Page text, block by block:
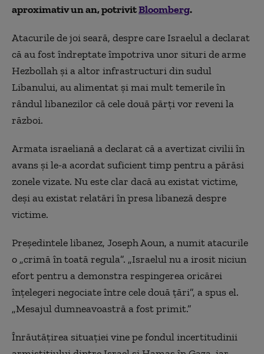
aproximativ un an,potrivitBloomberg.
Atacurile de joi seară, despre care Israelul a declarat
că au fost îndreptate împotriva unor situri de arme
Hezbollah și a altor infrastructuri din sudul
Libanului, au alimentat și mai mult temerile în
rândul libanezilor că cele două părți vor reveni la
război.
Armata israeliană a declarat că a avertizat civilii în
avans și le-a acordat suficient timp pentru a părăsi
zonele vizate. Nu este clar dacă au existat victime,
deși au existat relatări în presa libaneză despre
victime.
Președintele libanez, Joseph Aoun, a numit atacurile
o „crimă în toată regula”. „Israelul nu airositniciun
efort pentru a demonstra respingerea oricărei
înțelegeri negociate între cele două țări”, a spus el.
„Mesajul dumneavoastră a fost primit.”
Înrăutățirea situației vine pe fondul incertitudinii